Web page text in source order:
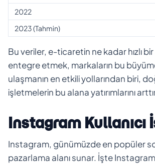
2022
2023 (Tahmin)
Bu veriler, e-ticaretin ne kadar hızlı
entegre etmek, markaların bu
ulaşmanın en etkili yollarından biri,
işletmelerin bu alana yatırımlarını
Instagram
Instagram, günümüzde en popüler
pazarlama alanı sunar. İşte